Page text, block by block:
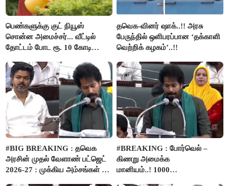
பெண்களுக்கு குட் நியூஸ்
சொன்ன அமைச்சர்... வீட்டில்
தோட்டம் போட ரூ. 10 கோடி
தவெக-வினர் ஷாக்..!! அரசு
பேருந்தில் ஒளிபரப்பான ‘தக்காளி
வெற்றிக் கழகம்’..!!
#BIG BREAKING : தவெக
அரசின் முதல் வேளாண் பட்ஜெட்
2026-27 : முக்கிய அம்சங்கள் ஓர்
#BREAKING : போர்வெல் –
கிணறு அமைக்க
மானியம்..! 1000